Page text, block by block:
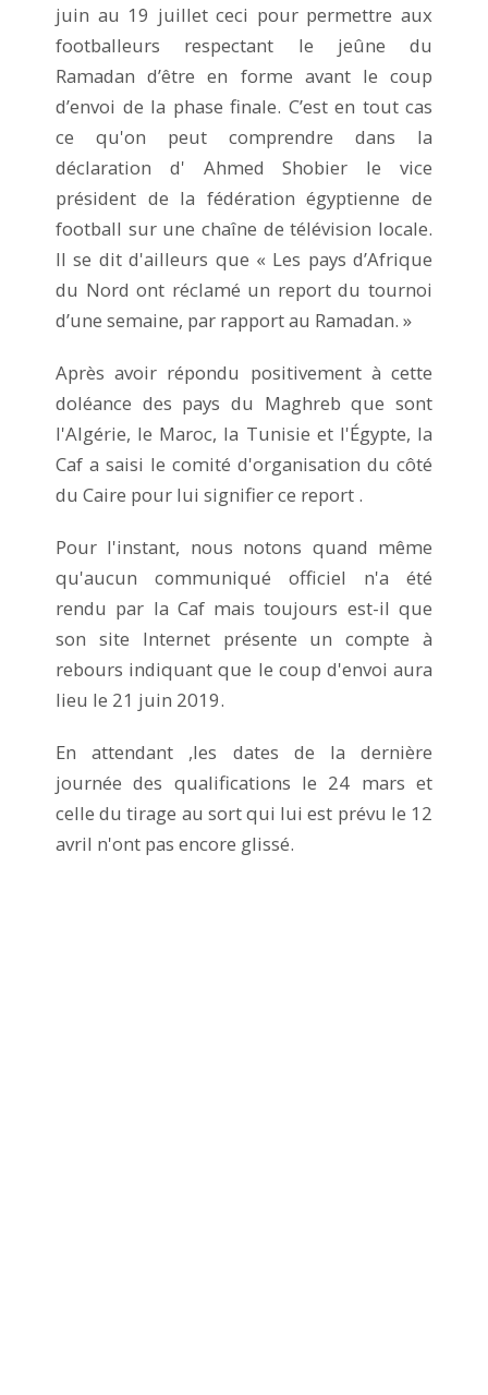
juin au 19 juillet ceci pour permettre aux
footballeurs respectant le jeûne du
Ramadan d’être en forme avant le coup
d’envoi de la phase finale. C’est en tout cas
ce qu'on peut comprendre dans la
déclaration d' Ahmed Shobier le vice
président de la fédération égyptienne de
football sur une chaîne de télévision locale.
Il se dit d'ailleurs que « Les pays d’Afrique
du Nord ont réclamé un report du tournoi
d’une semaine, par rapport au Ramadan. »
Après avoir répondu positivement à cette
doléance des pays du Maghreb que sont
l'Algérie, le Maroc, la Tunisie et l'Égypte, la
Caf a saisi le comité d'organisation du côté
du Caire pour lui signifier ce report .
Pour l'instant, nous notons quand même
qu'aucun communiqué officiel n'a été
rendu par la Caf mais toujours est-il que
son site Internet présente un compte à
rebours indiquant que le coup d'envoi aura
lieu le 21 juin 2019.
En attendant ,les dates de la dernière
journée des qualifications le 24 mars et
celle du tirage au sort qui lui est prévu le 12
avril n'ont pas encore glissé.